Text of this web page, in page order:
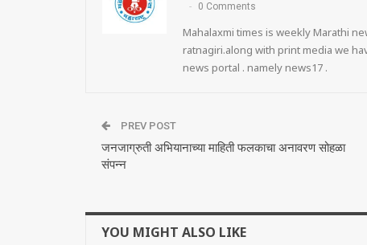
0 Comments
Mahalaxmi times is weekly Marathi
ratnagiri.along with print media we
news portal . namely news17 .
PREV POST
जनजाग्रुती अभियानाच्या माहिती फलकाचा अनावरण सोहळा
संपन्न
YOU MIGHT ALSO LIKE